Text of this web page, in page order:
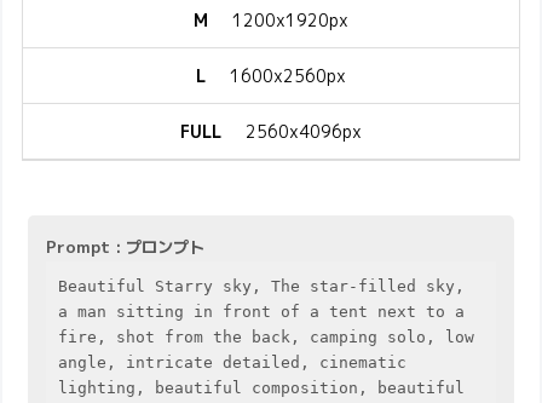
M 1200x1920px
L 1600x2560px
FULL 2560x4096px
Prompt : プロンプト
Beautiful Starry sky, The star-filled sky,
a man sitting in front of a tent next to a
fire, shot from the back, camping solo, low
angle, intricate detailed, cinematic
lighting, beautiful composition, beautiful